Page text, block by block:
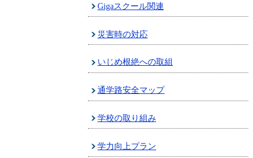
Gigaスクール関連
災害時の対応
いじめ根絶への取組
通学路安全マップ
学校の取り組み
学力向上プラン